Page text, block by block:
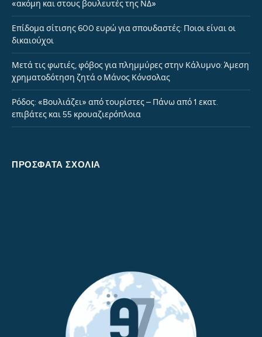
«ακόμη και στους βουλευτές της ΝΔ»
Επίδομα σίτισης 600 ευρώ για σπουδαστές: Ποιοι είναι οι
δικαιούχοι
Μετά τις φωτιές, φόβος για πλημμύρες στην Κάλυμνο: Άμεση
χρηματοδότηση ζητά ο Μάνος Κόνσολας
Ρόδος: «Βουλιάζει» από τουρίστες – Πάνω από 1 εκατ.
επιβάτες και 55 κρουαζιερόπλοια
ΠΡΌΣΦΑΤΑ ΣΧΌΛΙΑ